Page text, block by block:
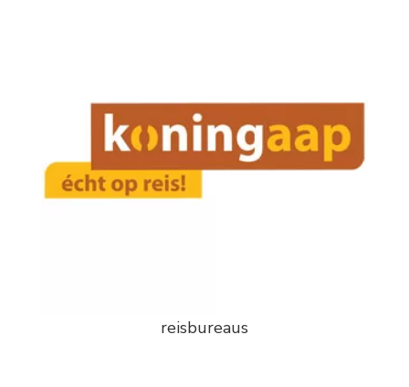
reisbureaus